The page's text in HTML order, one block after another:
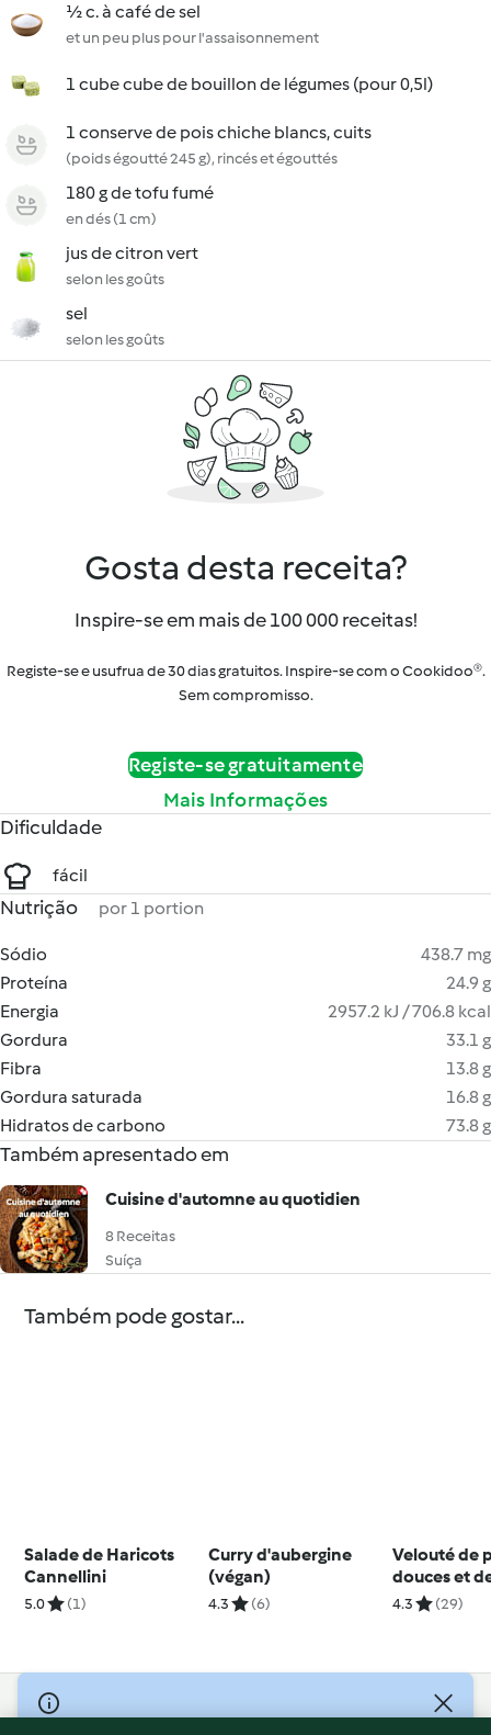
½ c. à café de sel
et un peu plus pour l'assaisonnement
1 cube cube de bouillon de légumes (pour 0,5l)
1 conserve de pois chiche blancs, cuits
(poids égoutté 245 g), rincés et égouttés
180 g de tofu fumé
en dés (1 cm)
jus de citron vert
selon les goûts
sel
selon les goûts
Gosta desta receita?
Inspire-se em mais de 100 000 receitas!
Registe-se e usufrua de 30 dias gratuitos. Inspire-se com o Cookidoo®.
Sem compromisso.
Registe-se gratuitamente
Mais Informações
Dificuldade
fácil
Nutrição por 1 portion
Sódio
438.7 mg
Proteína
24.9 g
Energia
2957.2 kJ / 706.8 kcal
Gordura
33.1 g
Fibra
13.8 g
Gordura saturada
16.8 g
Hidratos de carbono
73.8 g
Também apresentado em
Cuisine d'automne au quotidien
8 Receitas
Suíça
Também pode gostar...
Salade de Haricots
Cannellini
5.0 (1)
Curry d'aubergine
(végan)
4.3 (6)
Velouté de
douces et
4.3 (29)
© Copyright 2026